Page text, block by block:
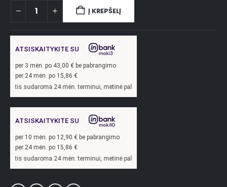
Į KREPŠELĮ
ATSISKAITYKITE SU
per 3 mėn. po 43,00 € be pabrangimo
per 24 mėn. po 15,86 €
24 mėn. terminui, metinė palūkanų norma –
ATSISKAITYKITE SU
per 10 mėn. po 12,90 € be pabrangimo
per 24 mėn. po 15,86 €
24 mėn. terminui, metinė palūkanų norma –